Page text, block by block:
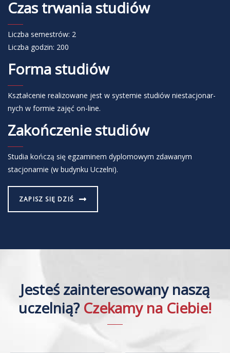
Czas trwania studiów
Licz­ba se­me­strów: 2
Licz­ba go­dzin: 200
Forma studiów
Kształ­ce­nie re­ali­zo­wa­ne jest w sys­te­mie stu­diów nie­sta­cjo­nar­
nych w formie zajęć on-line.
Zakończenie studiów
Studia kończą się egzaminem dyplomowym zdawanym
stacjonarnie (w budynku Uczelni).
ZAPISZ SIĘ DZIŚ
Jesteś zainteresowany naszą
uczelnią? Czekamy na Ciebie!